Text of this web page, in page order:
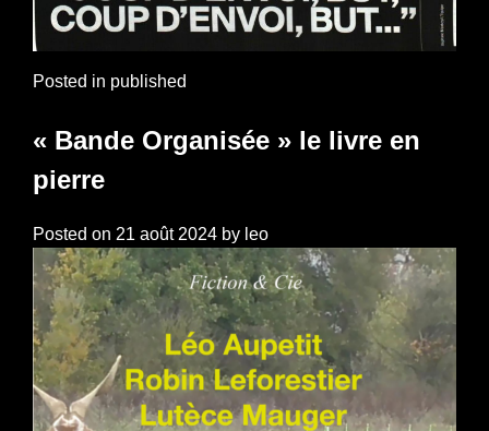
Posted in published
« Bande Organisée » le livre en
pierre
Posted on 21 août 2024 by leo